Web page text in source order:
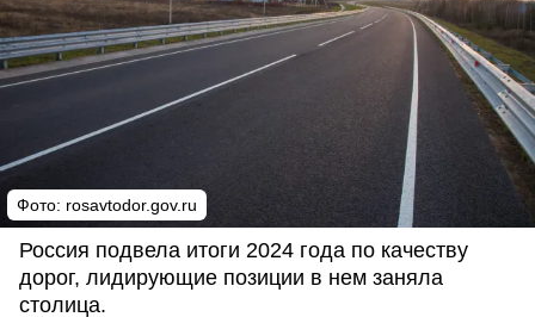
Фото: rosavtodor.gov.ru
Россия подвела итоги 2024 года по качеству
дорог, лидирующие позиции в нем заняла
столица.